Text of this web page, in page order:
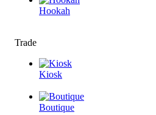
Hookah
Trade
Kiosk
Boutique